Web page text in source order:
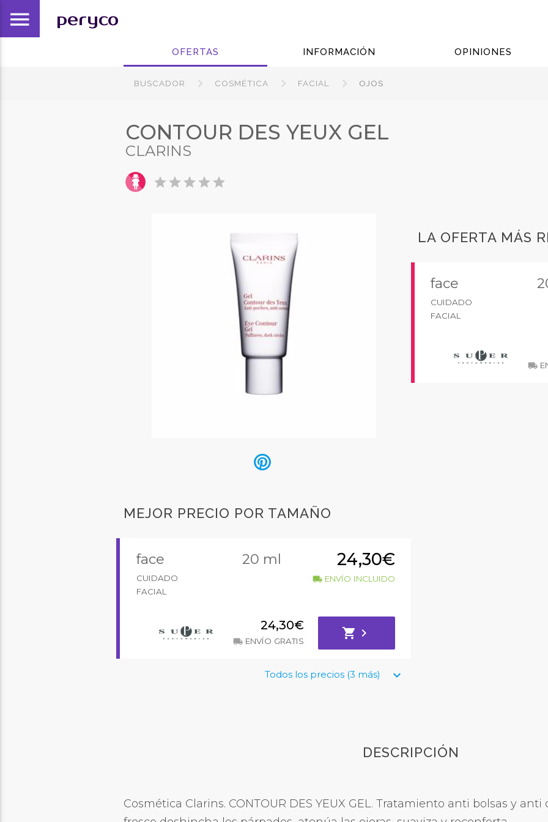
menu peryco
OFERTAS INFORMACIÓN OPINIONES
BUSCADOR COSMÉTICA FACIAL OJOS
CONTOUR DES YEUX GEL
CLARINS
starstarstarstarstar
LA OFERTA MÁS
face
CUIDADO
FACIAL
local_shipping
MEJOR PRECIO POR TAMAÑO
face
CUIDADO
FACIAL
20 ml 24,30€
local_shippingENVÍO INCLUIDO
24,30€
local_shipping ENVÍO GRATIS
shopping_cart chevron_right
keyboard_arrow_down
Todos los precios (3 más)
DESCRIPCIÓN
Cosmética Clarins. CONTOUR DES YEUX GEL. Tratamiento anti bolsas y anti